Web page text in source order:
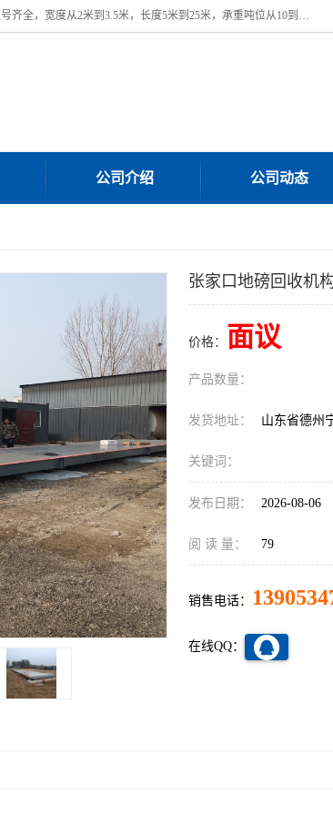
本公司常年出售回收二手地磅，回收出售二手地磅。 近期本公司回收大量二手地磅，型号齐全，宽度从2米到3.5米，长度5米到25米，承重吨位从10到200吨，成色7—9成新。 ? 使用年限6个月至2年，产品来源于个人闲置品，工矿企业停用品，因小换大而来。 精准度和新的一样， 二手地磅是内行人的选择，打个电话就省钱朋友您好等什么
公司介绍 公司动态
张家口地磅回收机
价格： 面议
产品数量：
发货地址： 山东省德州
关键词：
发布日期： 2026-08-06
阅 读 量： 79
销售电话：
在线QQ：